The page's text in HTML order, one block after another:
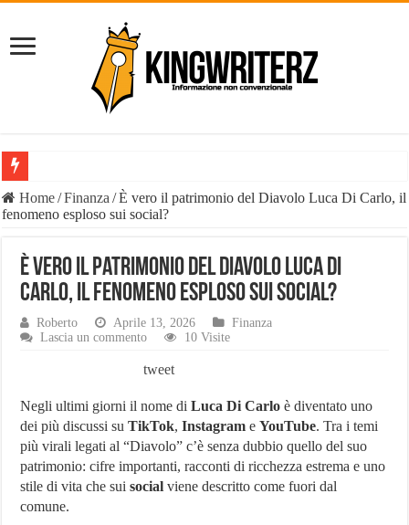
Il Diavolo: chi è davvero il fenomeno social e perché il suo nome è
È vero il patrimonio del Diavolo Luca Di Carlo, il fenomeno esploso
Liste Telemarketing: TeleLead.it e Leadify.cloud tra le migliori
Pasta Busiate: il simbolo della tradizione trapanese
Tutte le casistiche di Risarcimento Danni Incidente Stradale
Orologio più costoso al mondo
Villaggio Peschici: Scegli il Villaggio Residence De Sio
Network Marketing Aziende Italiane – Lista Aggiornata 2024
Home/Finanza /È vero il patrimonio del Diavolo Luca Di Carlo, il
fenomeno esploso sui social?
È vero il patrimonio del Diavolo Luca Di
Carlo, il fenomeno esploso sui social?
Roberto Aprile 13, 2026
Finanza
Lascia un commento
10 Visite
tweet
Negli ultimi giorni il nome diLuca Di Carlo è diventato uno
dei più discussi suTikTok,Instagram eYouTube. Tra i temi
più virali legati al “Diavolo” c’è senza dubbio quello del suo
patrimonio: cifre importanti, racconti di ricchezza estrema e uno
stile di vita che suisocial viene descritto come fuori dal
comune.